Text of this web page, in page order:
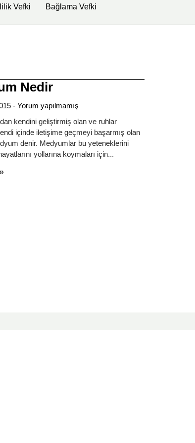
Vefki Bağlama Vefki
Nedir
Yorum yapılmamış
kendini geliştirmiş olan ve ruhlar
içinde iletişime geçmeyi başarmış olan
denir. Medyumlar bu yeteneklerini
yollarına koymaları için